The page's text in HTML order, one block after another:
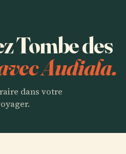
Tombe des
Audiala.
dans votre